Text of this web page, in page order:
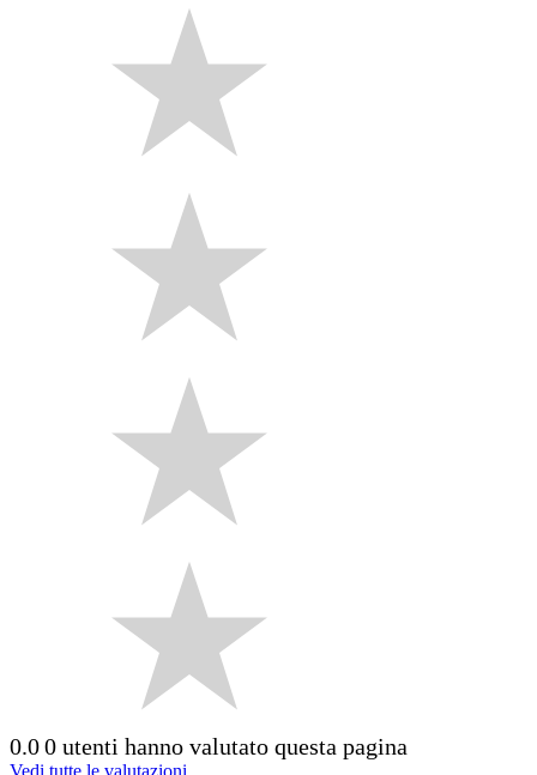
0.00 utenti hanno valutato questa pagina
Vedi tutte le valutazioni